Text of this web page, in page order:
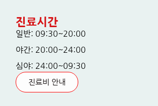
진료시간
일반: 09:30~20:00
야간: 20:00~24:00
심야: 24:00~09:30
진료비 안내